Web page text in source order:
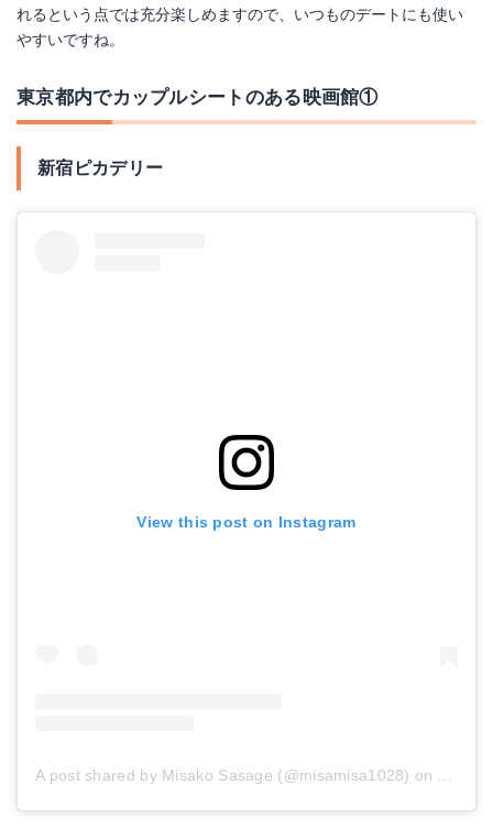
れるという点では充分楽しめますので、いつものデートにも使い
やすいですね。
東京都内でカップルシートのある映画館①
新宿ピカデリー
View this post on Instagram
A post shared by Misako Sasage (@misamisa1028) on